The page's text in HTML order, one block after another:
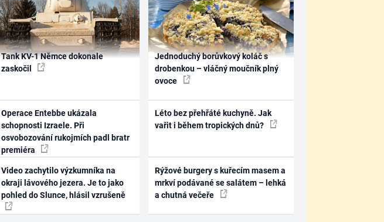
Tank KV-1 Němce dokonale
zaskočil
Operace Entebbe ukázala
schopnosti Izraele. Při
osvobozování rukojmích padl bratr
premiéra
Video zachytilo výzkumníka na
okraji lávového jezera. Je to jako
pohled do Slunce, hlásil vzrušeně
Jednoduchý borůvkový koláč s
drobenkou – vláčný moučník plný
ovoce
Léto bez přehřáté kuchyně. Jak
vařit i během tropických dnů?
Rýžové burgery s kuřecím masem a
mrkví podávané se salátem – lehká
a chutná večeře